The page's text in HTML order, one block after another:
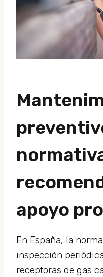
apoyo
En España, la
inspección
receptoras de gas